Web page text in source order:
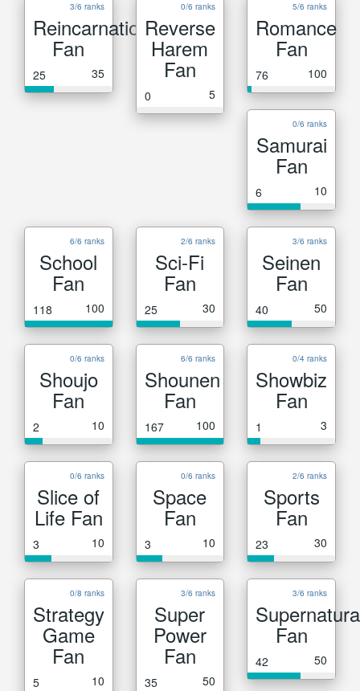
3/6 ranks
Reincarnation
Fan
25 35
0/6 ranks
Reverse
Harem
Fan
0 5
5/6 ranks
Romance
Fan
76 100
0/6 ranks
Samurai
Fan
6 10
6/6 ranks
School
Fan
118 100
2/6 ranks
Sci-Fi
Fan
25 30
3/6 ranks
Seinen
Fan
40 50
0/6 ranks
Shoujo
Fan
2 10
6/6 ranks
Shounen
Fan
167 100
0/4 ranks
Showbiz
Fan
1 3
0/6 ranks
Slice of
Life Fan
3 10
0/6 ranks
Space
Fan
3 10
2/6 ranks
Sports
Fan
23 30
0/8 ranks
Strategy
Game
Fan
5 10
3/6 ranks
Super
Power
Fan
35 50
3/6 ranks
Fan
42 50